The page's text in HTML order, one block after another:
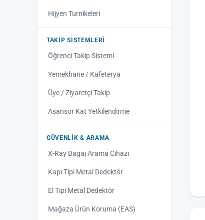
Hijyen Turnikeleri
TAKIP SISTEMLERI
Öğrenci Takip Sistemi
Yemekhane / Kafeterya
Üye / Ziyaretçi Takip
Asansör Kat Yetkilendirme
GÜVENLIK & ARAMA
X-Ray Bagaj Arama Cihazı
Kapı Tipi Metal Dedektör
El Tipi Metal Dedektör
Mağaza Ürün Koruma (EAS)